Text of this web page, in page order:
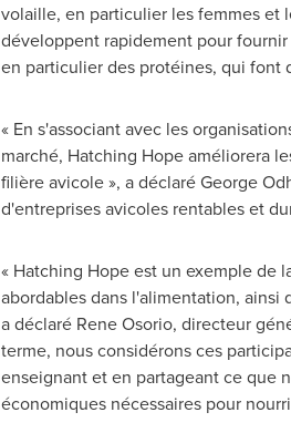
volaille, en particulier les femmes et
développent rapidement pour
en particulier des protéines, qui font
« En s'associant avec les
marché, Hatching Hope améliorera
filière avicole », a déclaréGeorge
d'entreprises avicoles rentables et
« Hatching Hope est un exemple de
abordables dans l'alimentation, ainsi
a déclaré Rene Osorio, directeur
terme, nous considérons ces
enseignant et en partageant ce que
économiques nécessaires pour